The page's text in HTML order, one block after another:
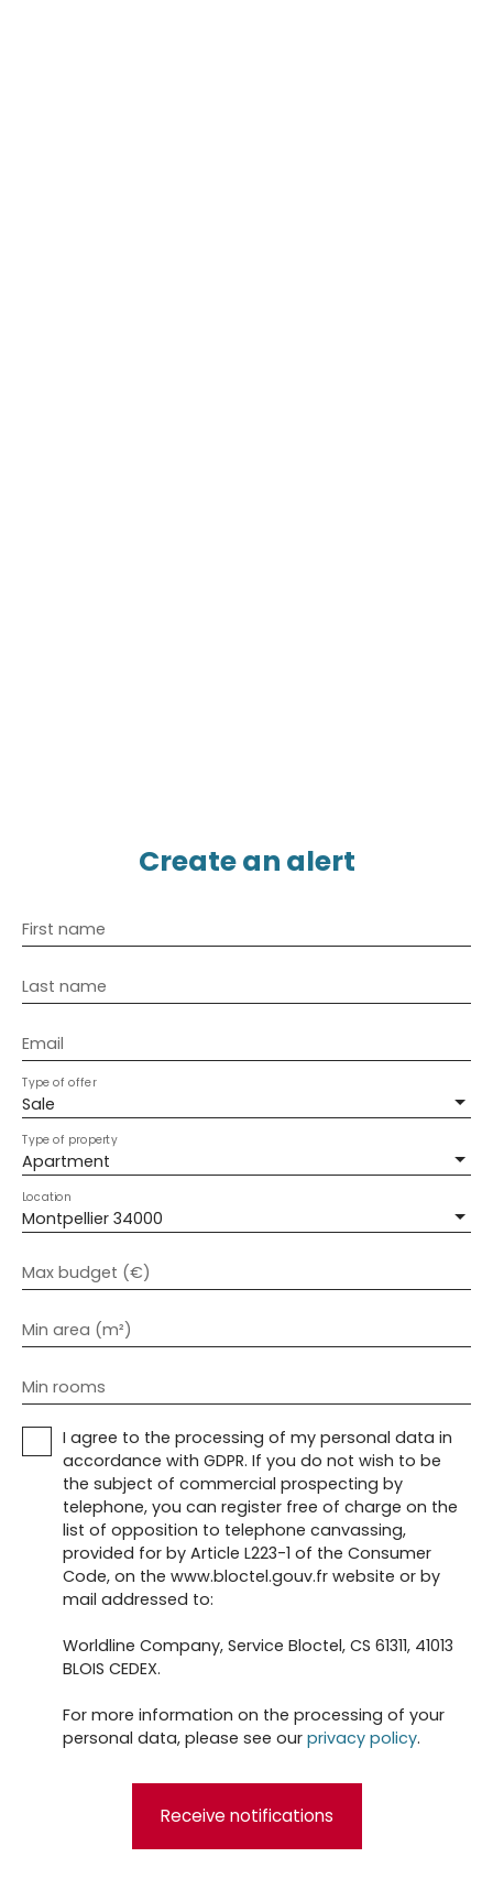
Create an alert
First name
Last name
Email
Sale
Type of offer
Apartment
Type of property
Montpellier 34000
Location
Max budget (€)
Min area (m²)
Min rooms
I agree to the processing of my personal data in
accordance with GDPR. If you do not wish to be
the subject of commercial prospecting by
telephone, you can register free of charge on the
list of opposition to telephone canvassing,
provided for by Article L223-1 of the Consumer
Code, on the www.bloctel.gouv.fr website or by
mail addressed to:
Worldline Company, Service Bloctel, CS 61311, 41013
BLOIS CEDEX.
For more information on the processing of your
personal data, please see our privacy policy.
Receive notifications